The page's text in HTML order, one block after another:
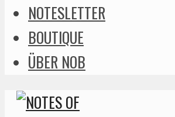
NOTESLETTER
BOUTIQUE
ÜBER NOB